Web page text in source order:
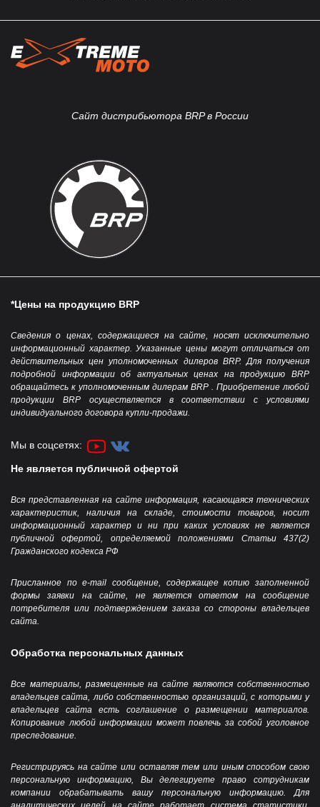
Сайт дистрибьютора BRP в России
*Цены на продукцию BRP
Сведения о ценах, содержащиеся на сайте, носят исключительно
информационный характер. Указанные цены могут отличаться от
действительных цен уполномоченных дилеров BRP. Для получения
подробной информации об актуальных ценах на продукцию BRP
обращайтесь к уполномоченным дилерам BRP . Приобретение любой
продукции BRP осуществляется в соответствии с условиями
индивидуального договора купли-продажи.
Мы в соцсетях:
Не является публичной офертой
Вся представленная на сайте информация, касающаяся технических
характеристик, наличия на складе, стоимости товаров, носит
информационный характер и ни при каких условиях не является
публичной офертой, определяемой положениями Статьи 437(2)
Гражданского кодекса РФ
Присланное по e-mail сообщение, содержащее копию заполненной
формы заявки на сайте, не является ответом на сообщение
потребителя или подтверждением заказа со стороны владельцев
сайта.
Обработка персональных данных
Все материалы, размещенные на сайте являются собственностью
владельцев сайта, либо собственностью организаций, с которыми у
владельцев сайта есть соглашение о размещении материалов.
Копирование любой информации может повлечь за собой уголовное
преследование.
Регистрируясь на сайте или оставляя тем или иным способом свою
персональную информацию, Вы делегируете право сотрудникам
компании обрабатывать вашу персональную информацию. Для